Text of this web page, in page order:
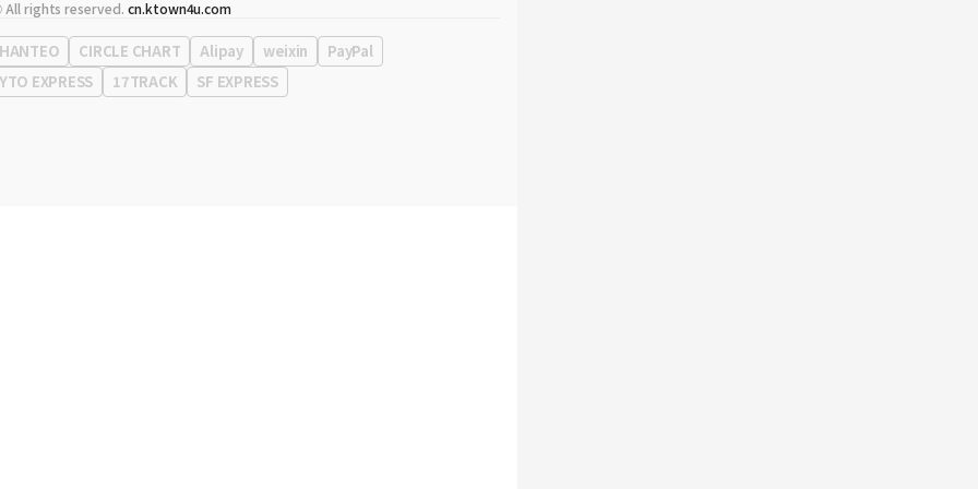
执照 120-87-71116
地址 首尔特别市 江南区 岭东大路 513号 3楼 （三成洞， coex)
rights reserved. cn.ktown4u.com
HANTEO CIRCLE CHART Alipay weixin
PayPal
YTO EXPRESS
17TRACK SF EXPRESS